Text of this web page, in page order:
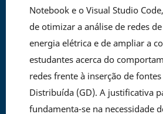
Notebook e o Visual Studio
de otimizar a análise de redes
energia elétrica e de ampliar a
estudantes acerca do
redes frente à inserção de
Distribuída (GD). A justificativa
fundamenta-se na necessidade